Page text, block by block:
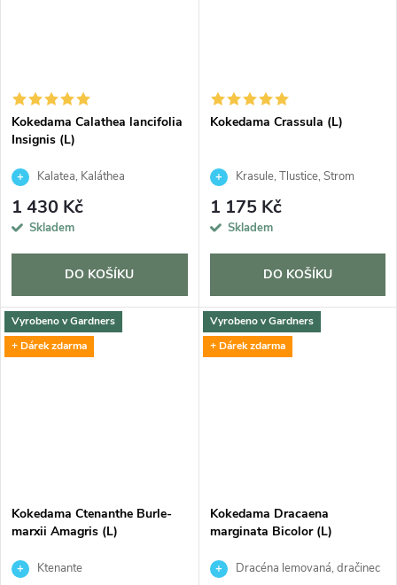
Kokedama Calathea lancifolia
Insignis (L)
Kalatea, Kaláthea
1 430 Kč
Skladem
DO KOŠÍKU
Kokedama Crassula (L)
Krasule, Tlustice, Strom
života
1 175 Kč
Skladem
DO KOŠÍKU
Vyrobeno v Gardners
+ Dárek zdarma
Kokedama Ctenanthe Burle-
marxii Amagris (L)
Ktenante
Vyrobeno v Gardners
+ Dárek zdarma
Kokedama Dracaena
marginata Bicolor (L)
Dracéna lemovaná, dračinec